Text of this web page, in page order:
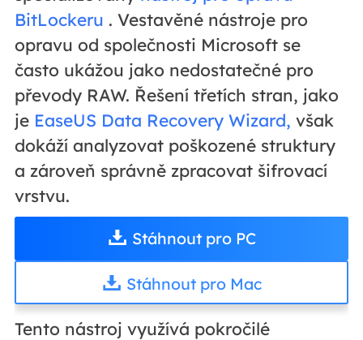
BitLockeru . Vestavěné nástroje pro
opravu od společnosti Microsoft se
často ukážou jako nedostatečné pro
převody RAW. Řešení třetích stran, jako
je EaseUS Data Recovery Wizard, však
dokáží analyzovat poškozené struktury
a zároveň správně zpracovat šifrovací
vrstvu.
Stáhnout pro PC
Stáhnout pro Mac
Tento nástroj využívá pokročilé